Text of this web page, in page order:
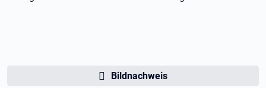
Bildnachweis